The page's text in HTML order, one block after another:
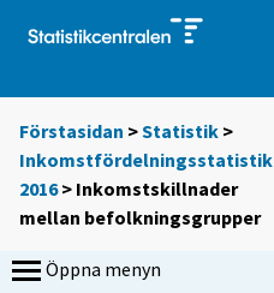
Förstasidan >Statistik >
Inkomstfördelningsstatistik
2016> Inkomstskillnader
mellan befolkningsgrupper
Öppna menyn